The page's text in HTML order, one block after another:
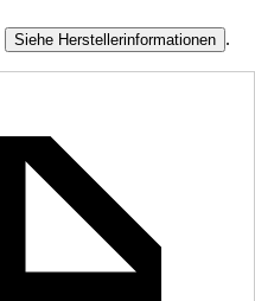
Siehe Herstellerinformationen .